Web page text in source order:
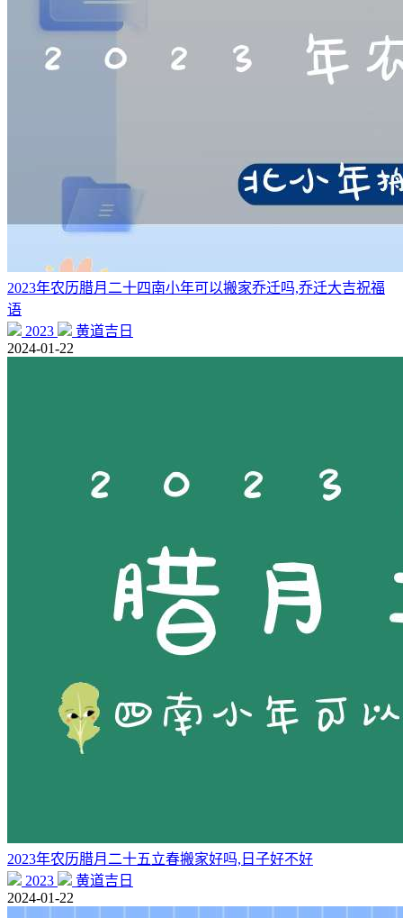
2023年农历腊月二十四南小年可以搬家乔迁吗,乔迁大吉祝福
语
2023
黄道吉日
2024-01-22
2023年农历腊月二十五立春搬家好吗,日子好不好
2023
黄道吉日
2024-01-22